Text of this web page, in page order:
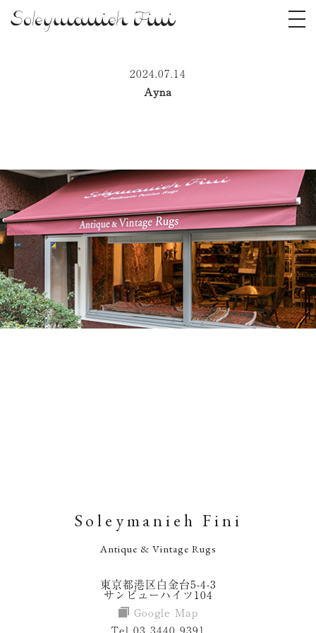
2024.07.14
Ayna
Soleymanieh Fini
Antique & Vintage Rugs
東京都港区白金台5-4-3
サンビューハイツ104
Google Map
Tel 03 3440 9391